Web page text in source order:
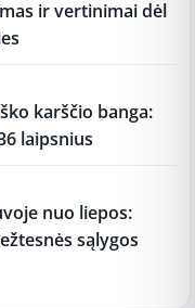
ir vertinimai dėl
karščio banga:
laipsnius
nuo liepos:
sąlygos